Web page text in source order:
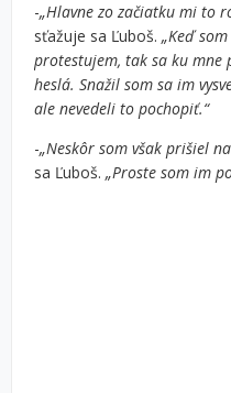
-„Hlavne zo začiatku mi to
sťažuje sa Ľuboš. „Keď
protestujem, tak sa ku
heslá. Snažil som sa im
ale nevedeli to pochopiť.“
-„Neskôr som však prišiel
sa Ľuboš. „Proste som im